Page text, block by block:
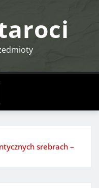
srebrach –